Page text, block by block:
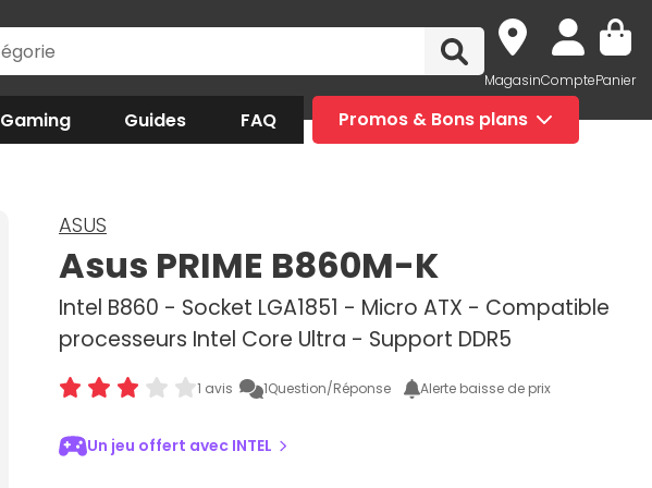
MagasinComptePanier
Gaming Guides FAQ Promos & Bons plans
ASUS
Asus PRIME B860M-K
Intel B860 - Socket LGA1851 - Micro ATX - Compatible
processeurs Intel Core Ultra - Support DDR5
1 avis 1Question/Réponse Alerte baisse de prix
Un jeu offert avec INTEL